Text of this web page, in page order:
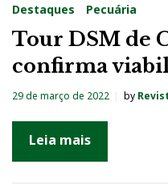
Destaques Pecuária
Tour DSM de
confirma
29 de março de 2022 by
Leia mais